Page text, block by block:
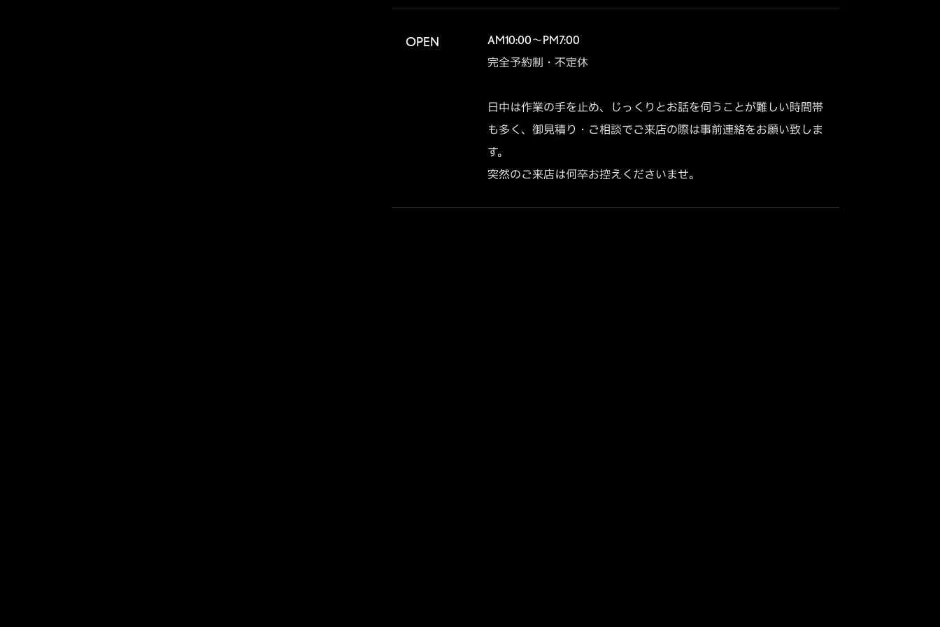
OPEN
AM10:00～PM7:00
完全予約制・不定休
日中は作業の手を止め、じっくりとお話を伺うことが難しい時間帯
も多く、御見積り・ご相談でご来店の際は事前連絡をお願い致しま
す。
突然のご来店は何卒お控えくださいませ。